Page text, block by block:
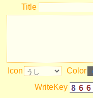
Title
Icon
Color
WriteKey